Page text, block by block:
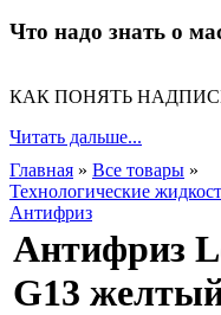
Что надо знать о
КАК ПОНЯТЬ
Читать дальше...
Главная » Все товары »
Технологические
Антифриз
Антифриз
G13